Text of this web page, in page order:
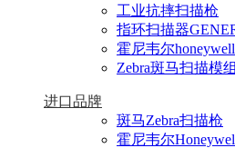
工业抗摔扫描枪
指环扫描器
霍尼韦尔
Zebra斑马扫描模
进口品牌
斑马Zebra扫描枪
霍尼韦尔